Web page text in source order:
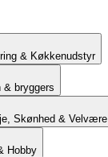
& Køkkenudstyr
& bryggers
Skønhed & Velvære
Hobby